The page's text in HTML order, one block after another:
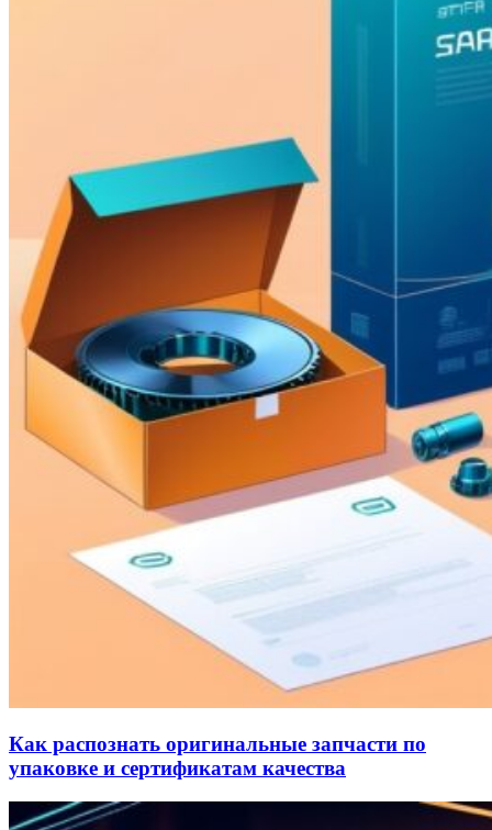
Как распознать оригинальные запчасти по
упаковке и сертификатам качества